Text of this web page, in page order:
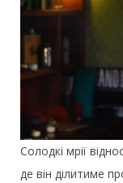
Солодкі мрії
де він ділитиме